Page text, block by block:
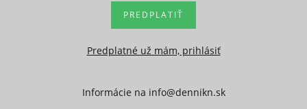
PREDPLATIŤ
Predplatné už mám, prihlásiť
Informácie na info@dennikn.sk